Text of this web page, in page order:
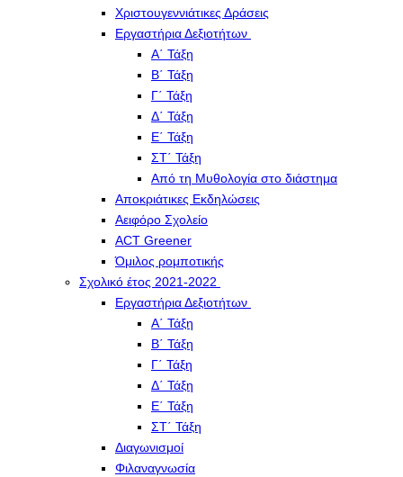
Χριστουγεννιάτικες Δράσεις
Εργαστήρια Δεξιοτήτων
Α΄ Τάξη
Β΄ Τάξη
Γ΄ Τάξη
Δ΄ Τάξη
Ε΄ Τάξη
ΣΤ΄ Τάξη
Από τη Μυθολογία στο διάστημα
Αποκριάτικες Εκδηλώσεις
Αειφόρο Σχολείο
ACT Greener
Όμιλος ρομποτικής
Σχολικό έτος 2021-2022
Εργαστήρια Δεξιοτήτων
Α΄ Τάξη
Β΄ Τάξη
Γ΄ Τάξη
Δ΄ Τάξη
Ε΄ Τάξη
ΣΤ΄ Τάξη
Διαγωνισμοί
Φιλαναγνωσία